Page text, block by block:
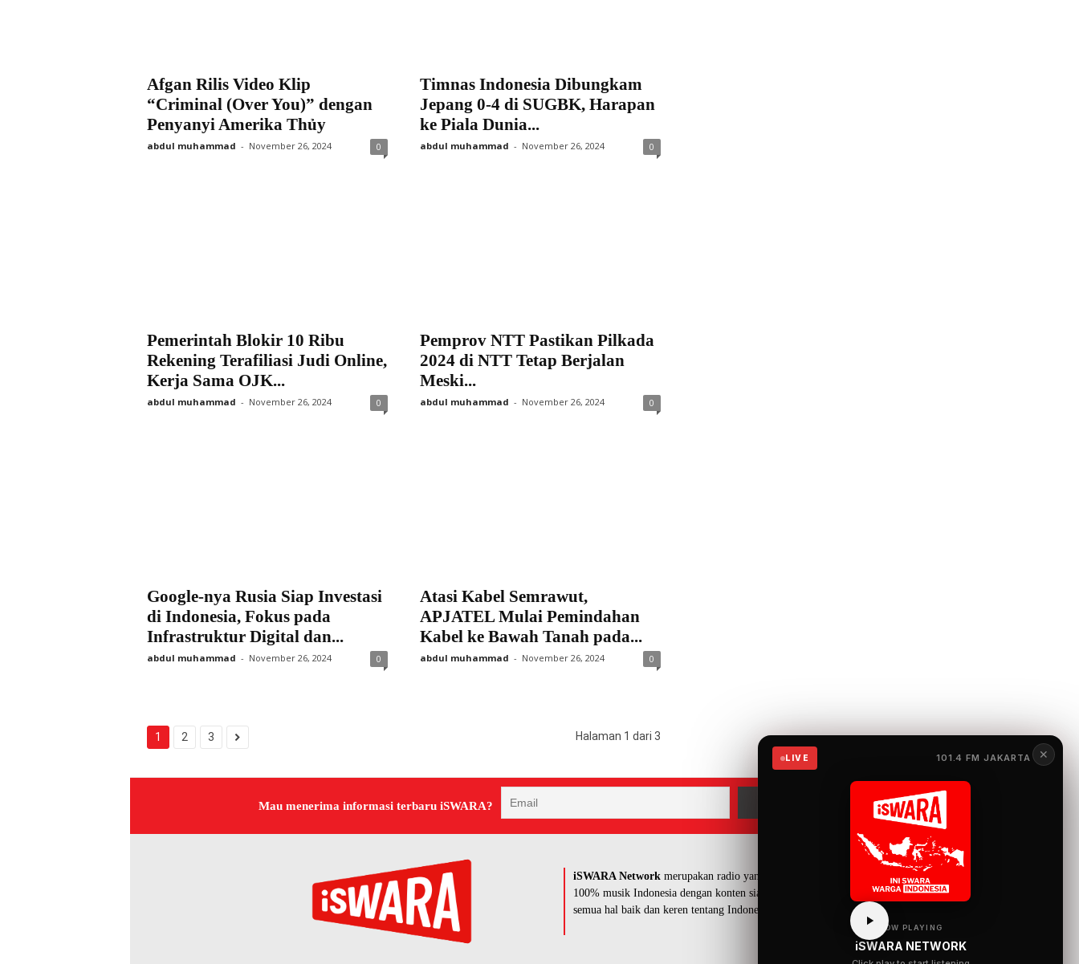
✕
LIVE 101.4 FM JAKARTA
NOW PLAYING
iSWARA NETWORK
Afgan Rilis Video Klip
“Criminal (Over You)” dengan
Penyanyi Amerika Thủy
abdul muhammad - November 26, 2024 0
Timnas Indonesia Dibungkam
Jepang 0-4 di SUGBK, Harapan
ke Piala Dunia...
abdul muhammad - November 26, 2024 0
Pemerintah Blokir 10 Ribu
Rekening Terafiliasi Judi Online,
Kerja Sama OJK...
abdul muhammad - November 26, 2024 0
Pemprov NTT Pastikan Pilkada
2024 di NTT Tetap Berjalan
Meski...
abdul muhammad - November 26, 2024 0
Google-nya Rusia Siap Investasi
di Indonesia, Fokus pada
Infrastruktur Digital dan...
abdul muhammad - November 26, 2024 0
Atasi Kabel Semrawut,
APJATEL Mulai Pemindahan
Kabel ke Bawah Tanah pada...
abdul muhammad - November 26, 2024 0
1 2 3 Halaman 1 dari 3
Mau menerima informasi terbaru iSWARA?
iSWARA Networkmerupakan radio yang menyuguhkan
100% musik Indonesia dengan konten siaran yang mengangkat
semua hal baik dan keren tentang Indonesia.